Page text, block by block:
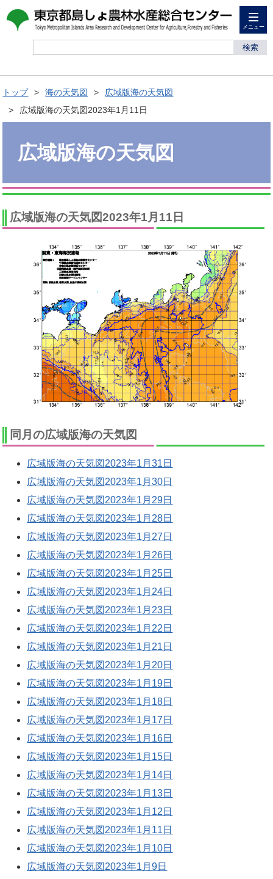
メニュー
検索
トップ 海の天気図
広域版海の天気図
広域版海の天気図2023年1月11日
広域版海の天気図
広域版海の天気図2023年1月11日
同月の広域版海の天気図
広域版海の天気図2023年1月31日
広域版海の天気図2023年1月30日
広域版海の天気図2023年1月29日
広域版海の天気図2023年1月28日
広域版海の天気図2023年1月27日
広域版海の天気図2023年1月26日
広域版海の天気図2023年1月25日
広域版海の天気図2023年1月24日
広域版海の天気図2023年1月23日
広域版海の天気図2023年1月22日
広域版海の天気図2023年1月21日
広域版海の天気図2023年1月20日
広域版海の天気図2023年1月19日
広域版海の天気図2023年1月18日
広域版海の天気図2023年1月17日
広域版海の天気図2023年1月16日
広域版海の天気図2023年1月15日
広域版海の天気図2023年1月14日
広域版海の天気図2023年1月13日
広域版海の天気図2023年1月12日
広域版海の天気図2023年1月11日
広域版海の天気図2023年1月10日
広域版海の天気図2023年1月9日